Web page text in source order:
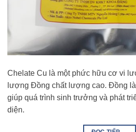
Chelate Cu là một phức hữu cơ vi
lượng Đồng chất lượng cao. Đồng
giúp quá trình sinh trưởng và phát
diện.